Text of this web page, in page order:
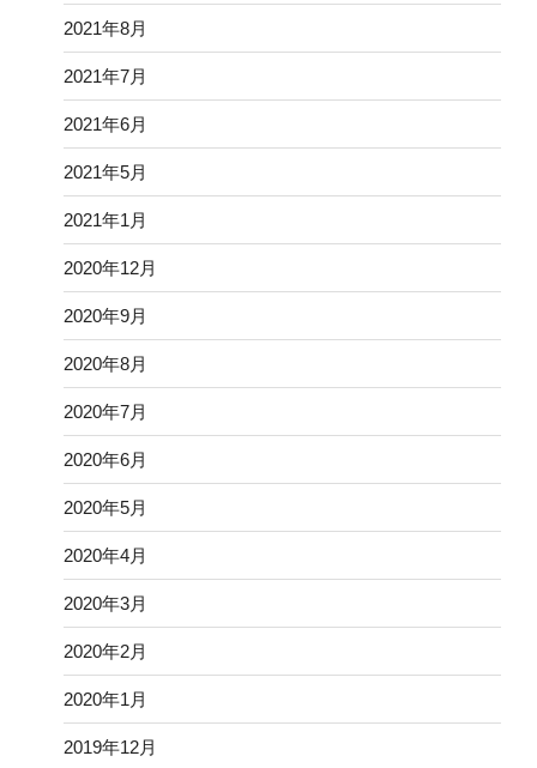
2021年8月
2021年7月
2021年6月
2021年5月
2021年1月
2020年12月
2020年9月
2020年8月
2020年7月
2020年6月
2020年5月
2020年4月
2020年3月
2020年2月
2020年1月
2019年12月